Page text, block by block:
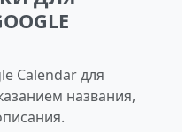
Calendar для
названия,